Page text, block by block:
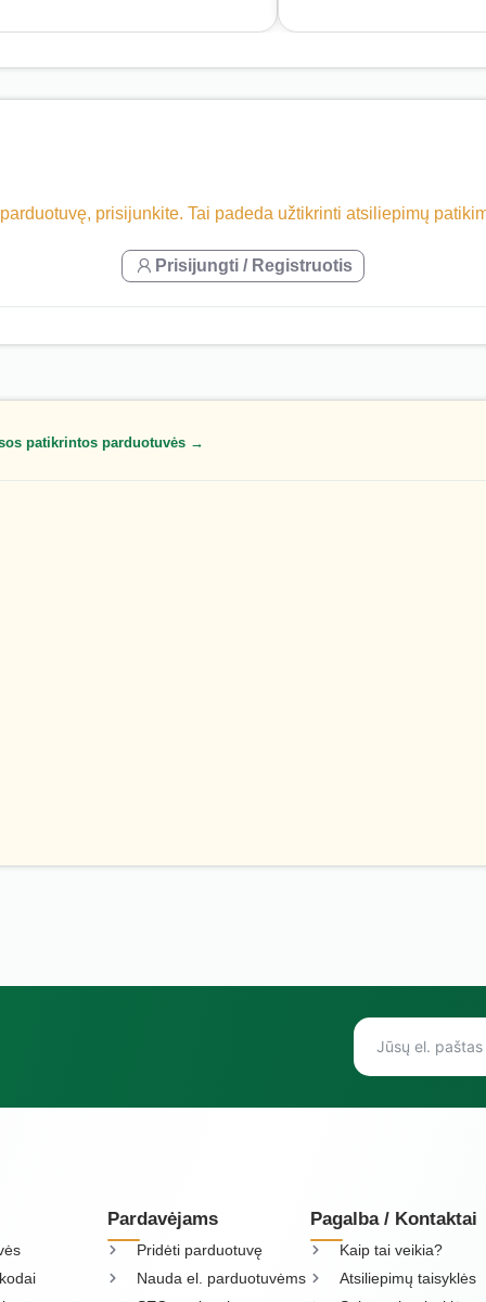
prisijunkite. Tai padeda užtikrinti atsiliepimų
Prisijungti / Registruotis
patikrintos parduotuvės →
Pardavėjams
Pridėti parduotuvę
Nauda el. parduotuvėms
Pagalba / Kontaktai
Kaip tai veikia?
Atsiliepimų taisyklės